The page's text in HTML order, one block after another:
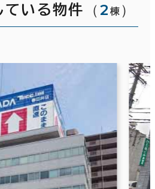
ている物件
（2 棟 ）